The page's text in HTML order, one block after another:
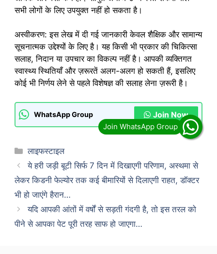
सभी लोगों के लिए उपयुक्त नहीं हो सकता है।
अस्वीकरण: इस लेख में दी गई जानकारी केवल शैक्षिक और सामान्य
सूचनात्मक उद्देश्यों के लिए है। यह किसी भी प्रकार की चिकित्सा
सलाह, निदान या उपचार का विकल्प नहीं है। आपकी व्यक्तिगत
स्वास्थ्य स्थितियाँ और ज़रूरतें अलग-अलग हो सकती हैं, इसलिए
कोई भी निर्णय लेने से पहले विशेषज्ञ की सलाह लेना ज़रूरी है।
WhatsApp Group Join Now
Categories
लाइफस्टाइल
ये हरी जड़ी बूटी सिर्फ 7 दिन में दिखाएगी परिणाम, अस्थमा से
लेकर किडनी फेल्योर तक कई बीमारियों से दिलाएगी राहत, डॉक्टर
भी हो जाएंगे हैरान…
यदि आपकी आंतों में वर्षों से सड़ती गंदगी है, तो इस तरल को
पीने से आपका पेट पूरी तरह साफ हो जाएगा…